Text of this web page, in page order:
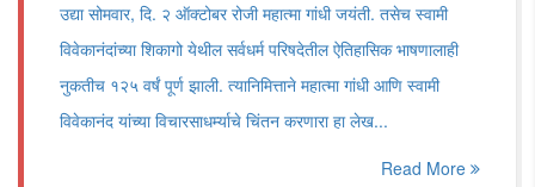
उद्या सोमवार, दि. २ ऑक्टोबर रोजी महात्मा गांधी जयंती. तसेच स्वामी
विवेकानंदांच्या शिकागो येथील सर्वधर्म परिषदेतील ऐतिहासिक भाषणालाही
नुकतीच १२५ वर्षं पूर्ण झाली. त्यानिमित्ताने महात्मा गांधी आणि स्वामी
विवेकानंद यांच्या विचारसाधर्म्याचे चिंतन करणारा हा लेख...
Read More